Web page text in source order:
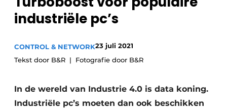
Privacy / Cookie statement
Vacature aanmelden
Vacatures
Video’s
industriële pc’s
CONTROL & NETWORK23 juli 2021
Tekst door B&R
Fotografie door B&R
In de wereld van Industrie 4.0 is data koning.
Industriële pc’s moeten dan ook beschikken